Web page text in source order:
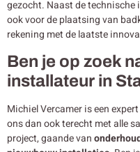
gezocht. Naast de
ook voor de plaatsing van
rekening met de laatste
Ben je op zoek
installateur in
Michiel Vercamer is een
ons dan ook terecht met alle
project, gaande van